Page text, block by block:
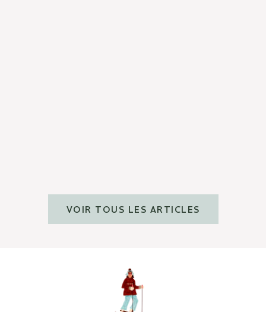
VOIR TOUS LES ARTICLES